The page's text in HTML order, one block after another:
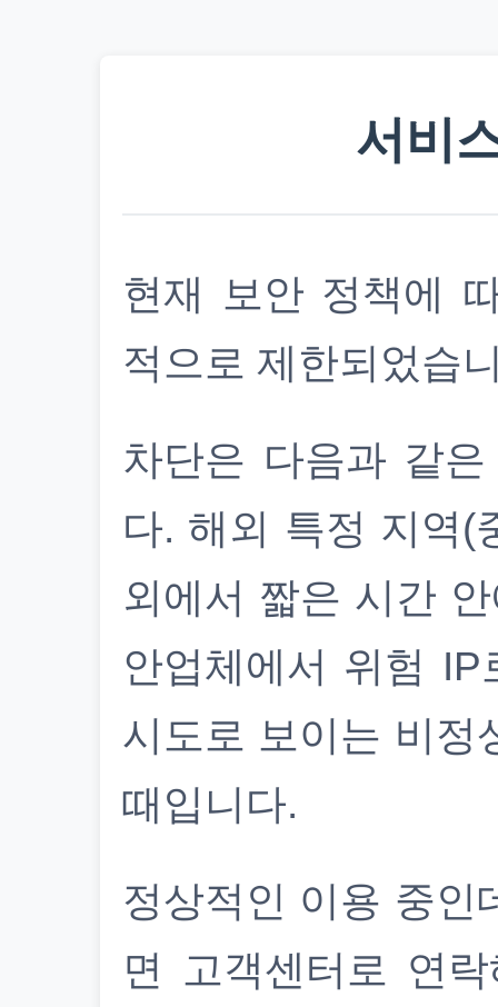
서비
현재 보안 정책에
적으로 제한되었습
차단은 다음과 같
다. 해외 특정 지역(
외에서 짧은 시간
안업체에서 위험
시도로 보이는 비정
때입니다.
정상적인 이용 중인
면 고객센터로 연